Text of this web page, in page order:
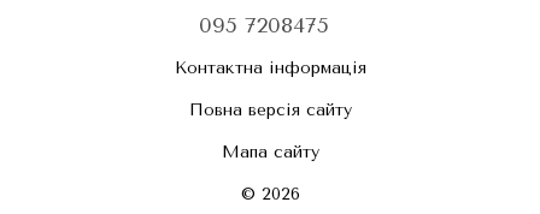
095 7208475
Контактна інформація
Повна версія сайту
Мапа сайту
© 2026